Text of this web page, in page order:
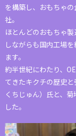
を構築し、おもちゃ
社。
ほとんどのおもちゃ
しながらも国内工場
ます。
約半世紀にわたり、
てきたキクチの歴史
くちじゅん）氏と、
した。